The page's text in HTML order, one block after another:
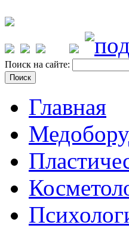
Поиск на сайте:
Главная